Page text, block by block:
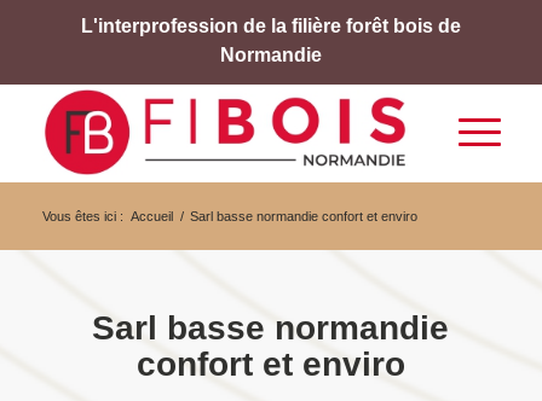
L'interprofession de la filière forêt bois de
Normandie
Vous êtes ici : Accueil / Sarl basse normandie confort et enviro
Sarl basse normandie
confort et enviro